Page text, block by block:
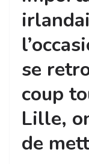
se
coup
Lille,
de